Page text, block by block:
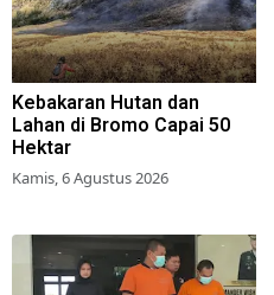
Kebakaran Hutan dan
Lahan di Bromo Capai 50
Hektar
Kamis, 6 Agustus 2026